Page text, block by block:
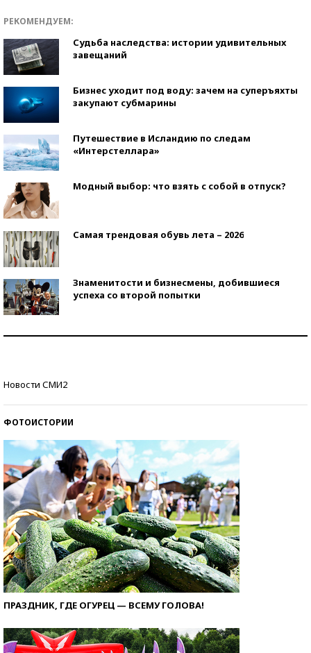
РЕКОМЕНДУЕМ:
Судьба наследства: истории удивительных
завещаний
Бизнес уходит под воду: зачем на суперъяхты
закупают субмарины
Путешествие в Исландию по следам
«Интерстеллара»
Модный выбор: что взять с собой в отпуск?
Самая трендовая обувь лета – 2026
Знаменитости и бизнесмены, добившиеся
успеха со второй попытки
Новости СМИ2
ФОТОИСТОРИИ
ПРАЗДНИК, ГДЕ ОГУРЕЦ — ВСЕМУ ГОЛОВА!